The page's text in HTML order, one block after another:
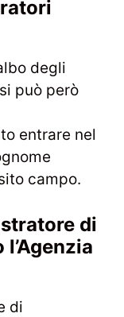
degli
può però
entrare nel
campo.
di
di